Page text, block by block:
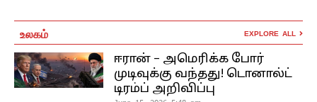
உலகம் EXPLORE ALL
ஈரான் – அமெரிக்க போர்
முடிவுக்கு வந்தது! டொனால்ட்
டிரம்ப் அறிவிப்பு